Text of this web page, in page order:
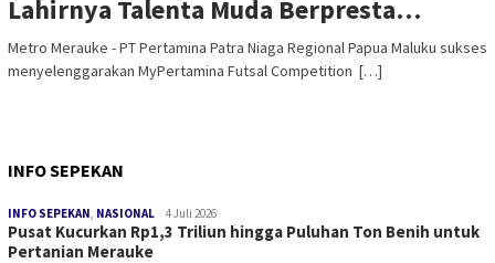
Lahirnya Talenta Muda Berpresta…
Metro Merauke - PT Pertamina Patra Niaga Regional Papua Maluku sukses
menyelenggarakan MyPertamina Futsal Competition […]
INFO SEPEKAN
INFO SEPEKAN, NASIONAL 4 Juli 2026
Pusat Kucurkan Rp1,3 Triliun hingga Puluhan Ton Benih untuk
Pertanian Merauke